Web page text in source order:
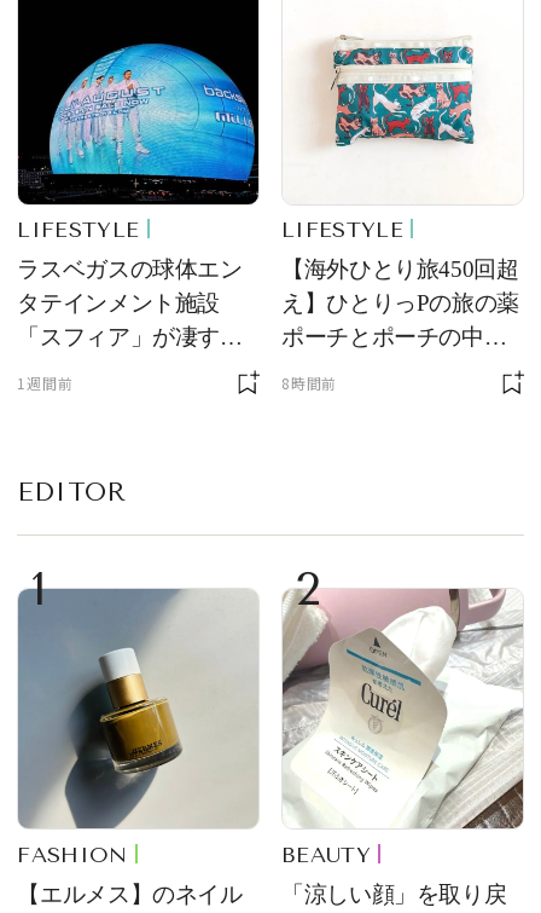
LIFESTYLE
ラスベガスの球体エン
タテインメント施設
「スフィア」が凄すぎ
た！ ひとりっPが大後
1週間前
LIFESTYLE
【海外ひとり旅450回超
え】ひとりっPの旅の薬
ポーチとポーチの中身
を初公開！ 本当に使え
8時間前
EDITOR
1
FASHION
【エルメス】のネイル
2
BEAUTY
「涼しい顔」を取り戻